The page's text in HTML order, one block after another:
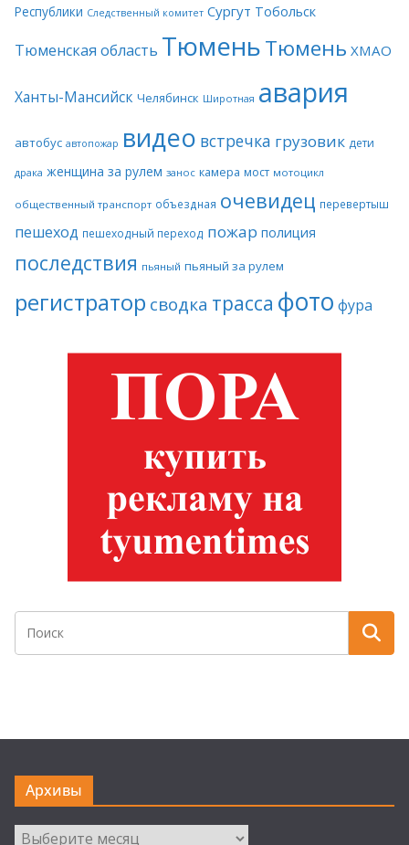
Республики Следственный комитет Сургут Тобольск
Тюменская область ТюменьТюмень ХМАО
Ханты-Мансийск Челябинск Широтная авария
автобус автопожар видео встречка грузовик дети
драка женщина за рулем занос камера мост мотоцикл
общественный транспорт объездная очевидец перевертыш
пешеход пешеходный переход пожар полиция
последствия пьяный пьяный за рулем
регистратор сводка трасса фото фура
Архивы
Архивы